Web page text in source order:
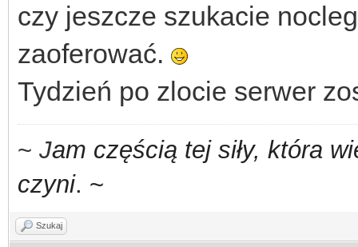
czy jeszcze szukacie
zaoferować.
Tydzień po zlocie serwer
~ Jam częścią tej siły, która
czyni. ~
Szukaj